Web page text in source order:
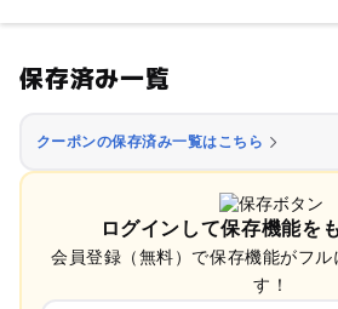
保存済み一覧
クーポンの保存済み一覧はこちら
ログインして保存機能を
会員登録（無料）で保存機能がフル
す！